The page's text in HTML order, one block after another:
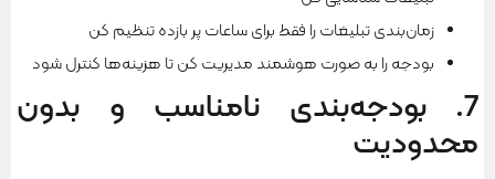
زمان‌بندی تبلیغات را فقط برای ساعات پر بازده تنظیم کن
بودجه را به صورت هوشمند مدیریت کن تا هزینه‌ها کنترل شود
7. بودجه‌بندی نامناسب و بدون
محدودیت